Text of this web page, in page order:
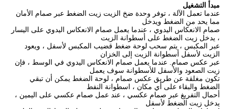
مبدأ التشغيل
عندما تعمل الآلة ، توفر وحدة ضخ الزيت زيت الضغط عبر صمام الأمان
مما يحد من الضغط ويدخل
صمام الانعكاس اليدوي ، عندما يعمل صمام الانعكاس اليدوي على اليسار
، يدخل زيت الضغط على أسطوانة الزيت
عبر المكبس ، يتم سحب لوحة ضغط قضيب المكبس لأسفل ، ويعود
الزيت لأسفل أسطوانة الزيت إلى الخزان
عبر عكس صمام.
عندما يعمل صمام الانعكاس اليدوي في الوسط ، فإن
زيت الصعود والأسفل للأسطوانة سوف يعمل
تكون مغلقة عن طريق عكس صمام ، لوحة الضغط يمكن أن تبقي
الضغط والبقاء على أي مكان ، اسطوانة النفط
أحمال التفريغ عبر صمام عكسي ، عند عمل صمام عكسي على اليمين ،
يدخل زيت الضغط لأسفل